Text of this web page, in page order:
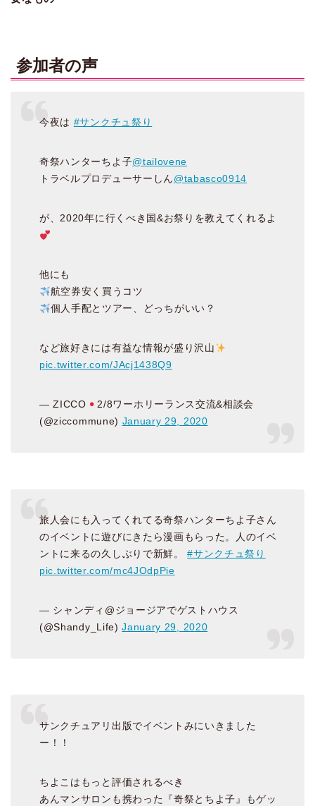
参加者の声
今夜は #サンクチュ祭り
奇祭ハンターちよ子@tailovene
トラベルプロデューサーしん @tabasco0914
が、2020年に行くべき国&お祭りを教えてくれるよ
他にも
航空券安く買うコツ
個人手配とツアー、どっちがいい？
など旅好きには有益な情報が盛り沢山
pic.twitter.com/JAcj1438Q9
— ZICCO
2/8ワーホリーランス交流&相談会
(@ziccommune) January 29, 2020
旅人会にも入ってくれてる奇祭ハンターちよ子さん
のイベントに遊びにきたら漫画もらった。人のイベ
ントに来るの久しぶりで新鮮。#サンクチュ祭り
pic.twitter.com/mc4JOdpPie
— シャンディ@ジョージアでゲストハウス
(@Shandy_Life)January 29, 2020
サンクチュアリ出版でイベントみにいきました
ー！！
ちよこはもっと評価されるべき
あんマンサロンも携わった『奇祭とちよ子』もゲッ